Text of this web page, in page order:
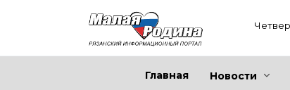
Главная Новости